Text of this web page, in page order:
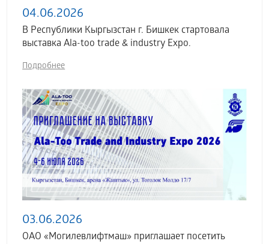
04.06.2026
В Республики Кыргызстан г. Бишкек стартовала
выставка Аla-too trade & industry Expo.
Подробнее
03.06.2026
ОАО «Могилевлифтмаш» приглашает посетить